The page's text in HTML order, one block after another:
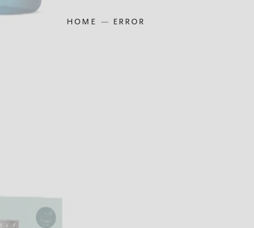
HOME ERROR